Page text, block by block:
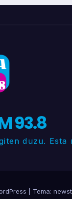
93.8
duzu. Esta
Tema: